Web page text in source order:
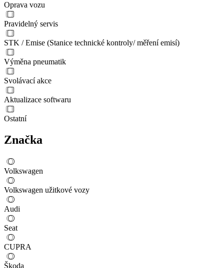
Oprava vozu
Pravidelný servis
STK / Emise (Stanice technické kontroly/ měření emisí)
Výměna pneumatik
Svolávací akce
Aktualizace softwaru
Ostatní
Značka
Volkswagen
Volkswagen užitkové vozy
Audi
Seat
CUPRA
Škoda